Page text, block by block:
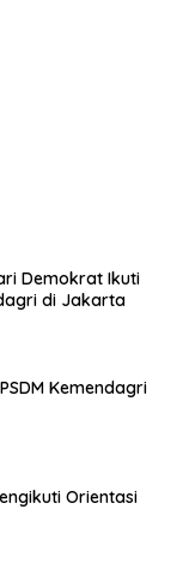
Demokrat Ikuti
di Jakarta
Kemendagri
Orientasi